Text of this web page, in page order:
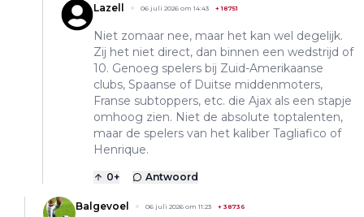
Lazell 06 juli 2026 om 14:43 +18751
Niet zomaar nee, maar het kan wel degelijk.
Zij het niet direct, dan binnen een wedstrijd of
10. Genoeg spelers bij Zuid-Amerikaanse
clubs, Spaanse of Duitse middenmoters,
Franse subtoppers, etc. die Ajax als een stapje
omhoog zien. Niet de absolute toptalenten,
maar de spelers van het kaliber Tagliafico of
Henrique.
0+ Antwoord
Balgevoel 06 juli 2026 om 11:23 + 38736